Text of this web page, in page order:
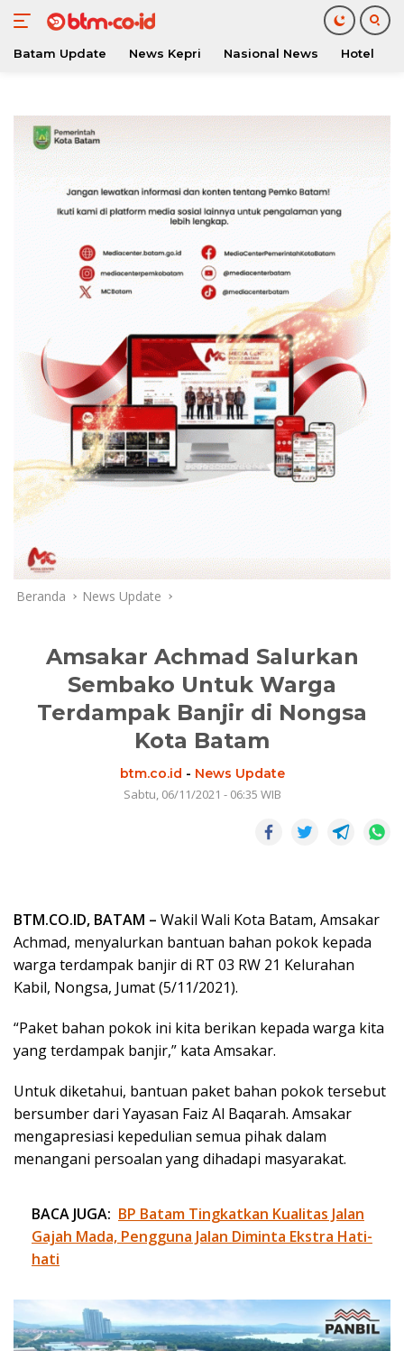
konten
Batam Update News Kepri Nasional News Hotel
Beranda News Update
Amsakar Achmad Salurkan
Sembako Untuk Warga
Terdampak Banjir di Nongsa
Kota Batam
btm.co.id - News Update
Sabtu, 06/11/2021 - 06:35 WIB
BTM.CO.ID, BATAM – Wakil Wali Kota Batam, Amsakar
Achmad, menyalurkan bantuan bahan pokok kepada
warga terdampak banjir di RT 03 RW 21 Kelurahan
Kabil, Nongsa, Jumat (5/11/2021).
“Paket bahan pokok ini kita berikan kepada warga kita
yang terdampak banjir,” kata Amsakar.
Untuk diketahui, bantuan paket bahan pokok tersebut
bersumber dari Yayasan Faiz Al Baqarah. Amsakar
mengapresiasi kepedulian semua pihak dalam
menangani persoalan yang dihadapi masyarakat.
BACA JUGA: BP Batam Tingkatkan Kualitas Jalan
Gajah Mada, Pengguna Jalan Diminta Ekstra Hati-
hati